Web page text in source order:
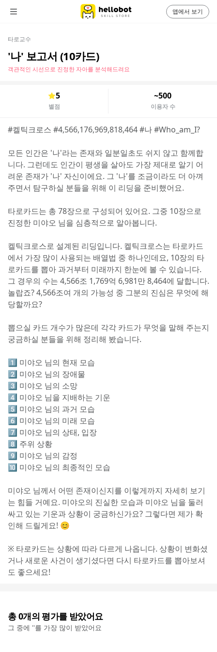
타로교수
'나' 보고서 (10카드)
객관적인 시선으로 진정한 자아를 분석해드려요
5
별점
~500
이용자 수
#켈틱크로스 #4,566,176,969,818,464 #나 #Who_am_I?
모든 인간은 '나'라는 존재와 일분일초도 쉬지 않고 함께합
니다. 그런데도 인간이 평생을 살아도 가장 제대로 알기 어
려운 존재가 '나' 자신이에요. 그 '나'를 조금이라도 더 아껴
주면서 탐구하실 분들을 위해 이 리딩을 준비했어요.
타로카드는 총 78장으로 구성되어 있어요. 그중 10장으로
진정한 미야오 님을 심층적으로 알아봅니다.
켈틱크로스로 설계된 리딩입니다. 켈틱크로스는 타로카드
에서 가장 많이 사용되는 배열법 중 하나인데요, 10장의 타
로카드를 뽑아 과거부터 미래까지 한눈에 볼 수 있습니다.
그 경우의 수는 4,566조 1,769억 6,981만 8,464에 달합니다.
놀랍죠? 4,566조여 개의 가능성 중 그분의 진심은 무엇에 해
당할까요?
뽑으실 카드 개수가 많은데 각각 카드가 무엇을 말해 주는지
궁금하실 분들을 위해 정리해 봤습니다.
1️⃣ 미야오 님의 현재 모습
2️⃣ 미야오 님의 장애물
3️⃣ 미야오 님의 소망
4️⃣ 미야오 님을 지배하는 기운
5️⃣ 미야오 님의 과거 모습
6️⃣ 미야오 님의 미래 모습
7️⃣ 미야오 님의 상태, 입장
8️⃣ 주위 상황
9️⃣ 미야오 님의 감정
🔟 미야오 님의 최종적인 모습
미야오 님께서 어떤 존재이신지를 이렇게까지 자세히 보기
는 힘들 거예요. 미야오의 진실한 모습과 미야오 님을 둘러
싸고 있는 기운과 상황이 궁금하신가요? 그렇다면 제가 확
인해 드릴게요! 😊
※ 타로카드는 상황에 따라 다르게 나옵니다. 상황이 변화셨
거나 새로운 사건이 생기셨다면 다시 타로카드를 뽑아보셔
도 좋으세요!
총0개의 평가를 받았어요
그 중에 ''를 가장 많이 받았어요
앱에서 보기